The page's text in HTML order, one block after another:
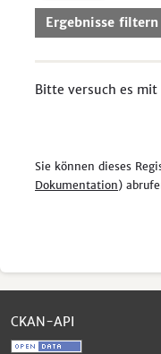
Ergebnisse filtern
Bitte versuch es mit
Sie können dieses
Dokumentation)
CKAN-API